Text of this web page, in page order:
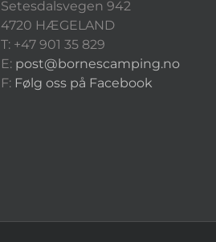
Setesdalsvegen 942
4720 HÆGELAND
T: +47 901 35 829
E: post@bornescamping.no
F: Følg oss på Facebook